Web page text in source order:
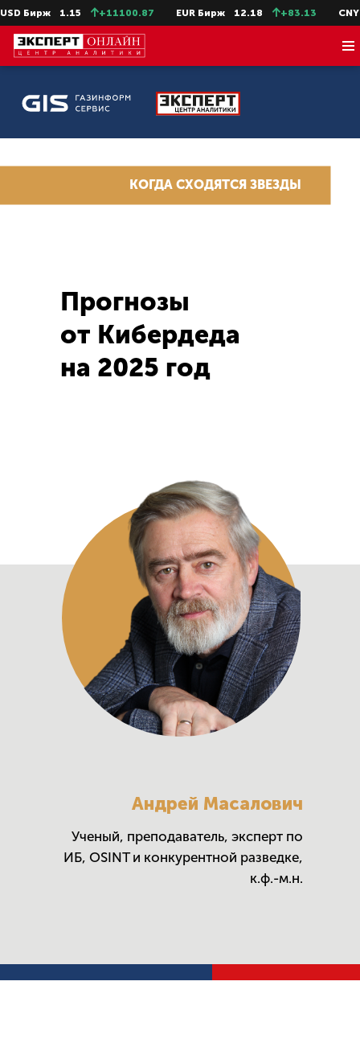
USD Бирж 1.15 +11100.87 EUR Бирж 12.18 +83.13
Прогнозы
от Кибердеда
на 2025 год
Андрей Масалович
Ученый, преподаватель, эксперт по
ИБ, OSINT и конкурентной разведке,
к.ф.-м.н.
КОГДА СХОДЯТСЯ ЗВЕЗДЫ